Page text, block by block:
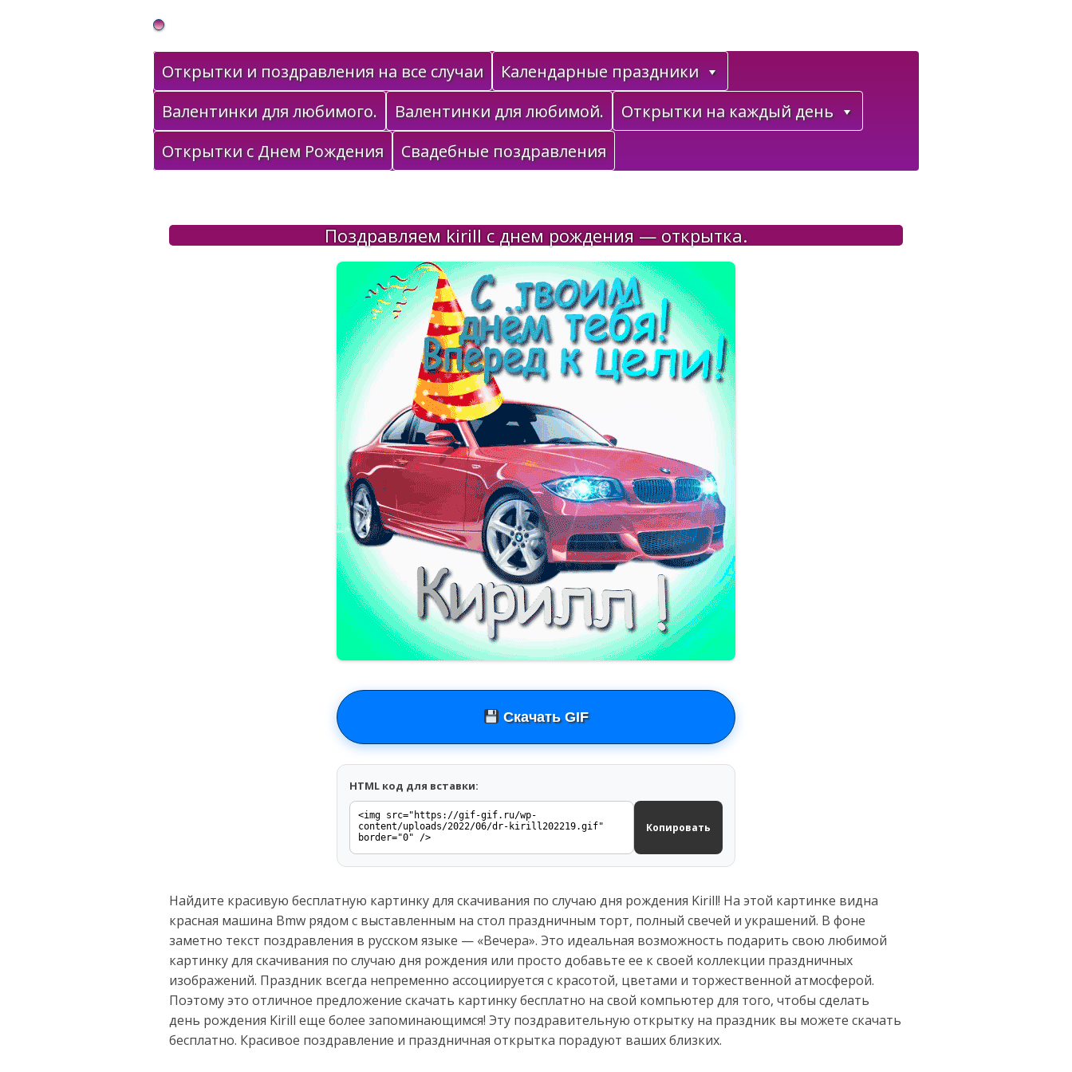
Gif Открытки в подарок
Открытки и поздравления на все случаи
Календарные праздники
Валентинки для любимого.
Валентинки для любимой.
Открытки на каждый день
Открытки с Днем Рождения
Свадебные поздравления
Поздравляем kirill с днем рождения — открытка.
Скачать GIF
HTML код для вставки:
Копировать
Найдите красивую бесплатную картинку для скачивания по случаю дня рождения Kirill! На этой картинке видна
красная машина Bmw рядом с выставленным на стол праздничным торт, полный свечей и украшений. В фоне
заметно текст поздравления в русском языке — «Вечера». Это идеальная возможность подарить свою любимой
картинку для скачивания по случаю дня рождения или просто добавьте ее к своей коллекции праздничных
изображений. Праздник всегда непременно ассоциируется с красотой, цветами и торжественной атмосферой.
Поэтому это отличное предложение скачать картинку бесплатно на свой компьютер для того, чтобы сделать
день рождения Kirill еще более запоминающимся! Эту поздравительную открытку на праздник вы можете скачать
бесплатно. Красивое поздравление и праздничная открытка порадуют ваших близких.